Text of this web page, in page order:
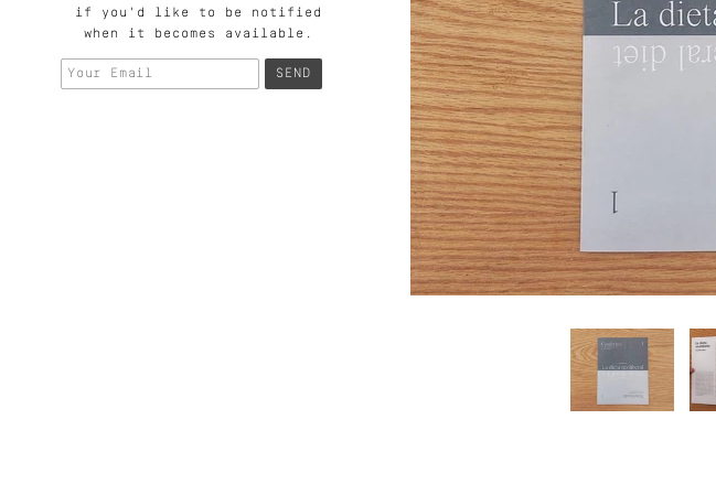
if you'd like to be notified
when it becomes available.